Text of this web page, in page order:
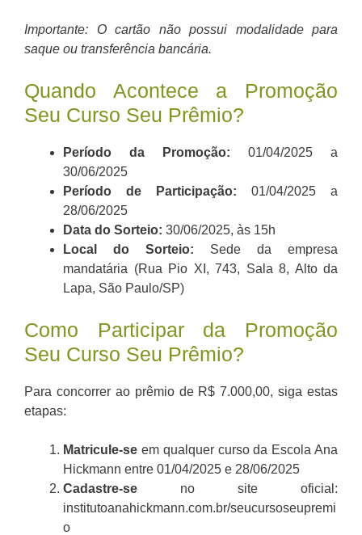
Importante: O cartão não possui modalidade para
saque ou transferência bancária.
Quando Acontece a Promoção
Seu Curso Seu Prêmio?
Período da Promoção: 01/04/2025 a
30/06/2025
Período de Participação: 01/04/2025 a
28/06/2025
Data do Sorteio: 30/06/2025, às 15h
Local do Sorteio: Sede da empresa
mandatária (Rua Pio XI, 743, Sala 8, Alto da
Lapa, São Paulo/SP)
Como Participar da Promoção
Seu Curso Seu Prêmio?
Para concorrer ao prêmio de R$ 7.000,00, siga estas
etapas:
Matricule-se em qualquer curso da Escola Ana
Hickmann entre 01/04/2025 e 28/06/2025
Cadastre-se no site oficial:
institutoanahickmann.com.br/seucursoseupremi
o